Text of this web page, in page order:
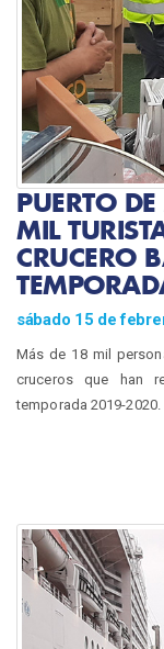
PUERTO
MIL
CRUCERO
sábado 15 de
Más de 18 mil
cruceros que han
temporada 2019-2020.